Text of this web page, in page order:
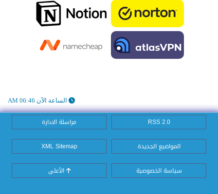
الساعة الآن 06:46 AM
RSS 2.0 مراسلة الادارة
المواضيع الجديدة XML Sitemap
سياسة الخصوصية الأعلى